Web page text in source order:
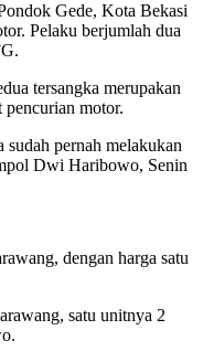
Gede, Kota Bekasi
Pelaku berjumlah dua
tersangka merupakan
motor.
pernah melakukan
Dwi Haribowo, Senin
dengan harga satu
satu unitnya 2